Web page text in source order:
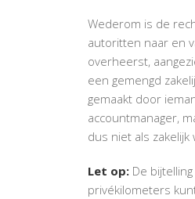
Wederom is de
autoritten naar en
overheerst,
een gemengd
gemaakt door
accountmanager,
dus niet als
Let op: De
privékilometers